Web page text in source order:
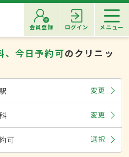
会員登録 ログイン メニュー
、今日予約可のクリニッ
変更
変更
可 選択